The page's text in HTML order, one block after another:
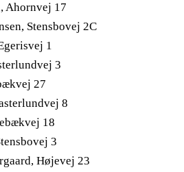
Ahornvej 17
Stensbovej 2C
1
3
27
8
18
3
Højevej 23